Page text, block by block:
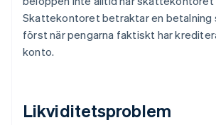
Skattekontoret betraktar en betalning
först när pengarna faktiskt har
konto.
Likviditetsproblem